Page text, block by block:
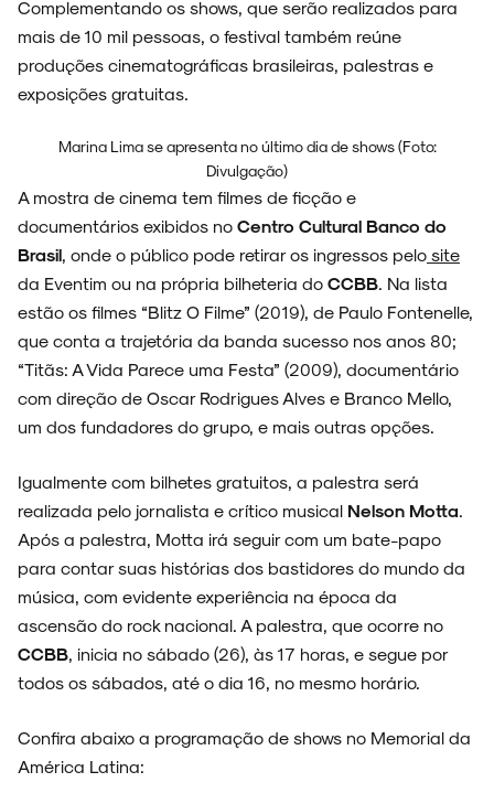
SOBRE
Complementando os shows, que serão realizados para
mais de 10 mil pessoas, o festival também reúne
produções cinematográficas brasileiras, palestras e
exposições gratuitas.
Marina Lima se apresenta no último dia de shows (Foto:
Divulgação)
A mostra de cinema tem filmes de ficção e
documentários exibidos no Centro Cultural Banco do
Brasil, onde o público pode retirar os ingressos pelo site
da Eventim ou na própria bilheteria do CCBB. Na lista
estão os filmes “Blitz O Filme” (2019), de Paulo Fontenelle,
que conta a trajetória da banda sucesso nos anos 80;
“Titãs: A Vida Parece uma Festa” (2009), documentário
com direção de Oscar Rodrigues Alves e Branco Mello,
um dos fundadores do grupo, e mais outras opções.
Igualmente com bilhetes gratuitos, a palestra será
realizada pelo jornalista e crítico musical Nelson Motta.
Após a palestra, Motta irá seguir com um bate-papo
para contar suas histórias dos bastidores do mundo da
música, com evidente experiência na época da
ascensão do rock nacional. A palestra, que ocorre no
CCBB, inicia no sábado (26), às 17 horas, e segue por
todos os sábados, até o dia 16, no mesmo horário.
Confira abaixo a programação de shows no Memorial da
América Latina: